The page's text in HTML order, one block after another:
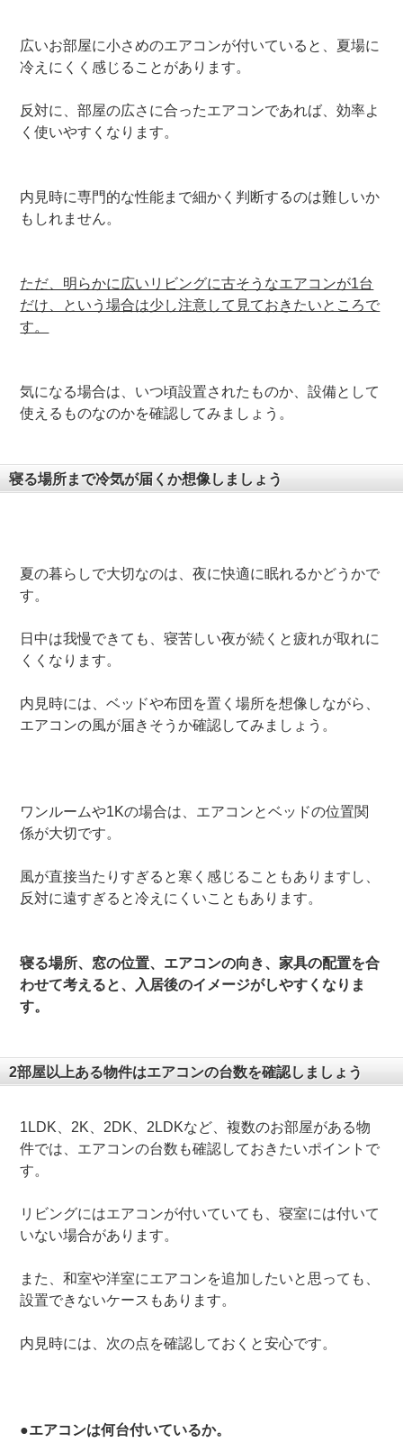
広いお部屋に小さめのエアコンが付いていると、夏場に
冷えにくく感じることがあります。
反対に、部屋の広さに合ったエアコンであれば、効率よ
く使いやすくなります。
内見時に専門的な性能まで細かく判断するのは難しいか
もしれません。
ただ、明らかに広いリビングに古そうなエアコンが1台
だけ、という場合は少し注意して見ておきたいところで
す。
気になる場合は、いつ頃設置されたものか、設備として
使えるものなのかを確認してみましょう。
寝る場所まで冷気が届くか想像しましょう
夏の暮らしで大切なのは、夜に快適に眠れるかどうかで
す。
日中は我慢できても、寝苦しい夜が続くと疲れが取れに
くくなります。
内見時には、ベッドや布団を置く場所を想像しながら、
エアコンの風が届きそうか確認してみましょう。
ワンルームや1Kの場合は、エアコンとベッドの位置関
係が大切です。
風が直接当たりすぎると寒く感じることもありますし、
反対に遠すぎると冷えにくいこともあります。
寝る場所、窓の位置、エアコンの向き、家具の配置を合
わせて考えると、入居後のイメージがしやすくなりま
す。
2部屋以上ある物件はエアコンの台数を確認しましょう
1LDK、2K、2DK、2LDKなど、複数のお部屋がある物
件では、エアコンの台数も確認しておきたいポイントで
す。
リビングにはエアコンが付いていても、寝室には付いて
いない場合があります。
また、和室や洋室にエアコンを追加したいと思っても、
設置できないケースもあります。
内見時には、次の点を確認しておくと安心です。
●エアコンは何台付いているか。